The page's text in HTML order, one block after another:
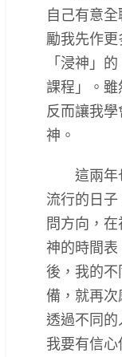
自己有意
勵我先作
「浸神」
課程」。
反而讓我
神。
這兩年
流行的日
問方向，
神的時間
後，我的
備，就再
透過不同
我要有信